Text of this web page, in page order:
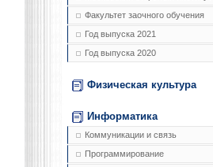
Факультет заочного обучения
Год выпуска 2021
Год выпуска 2020
Физическая культура
Информатика
Коммуникации и связь
Программирование